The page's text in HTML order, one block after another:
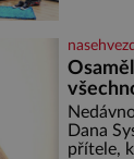
reaguje
a
miminka
Dana
přítele,